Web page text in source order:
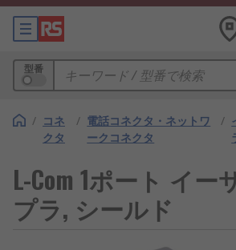
型番
/ コネ
クタ
/ 電話コネクタ・ネットワ
ークコネクタ
/
L-Com 1ポート イー
プラ, シールド